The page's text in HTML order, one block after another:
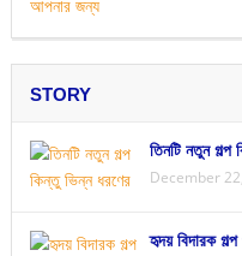
STORY
তিনটি নতুন গল্প
December
হৃদয় বিদারক